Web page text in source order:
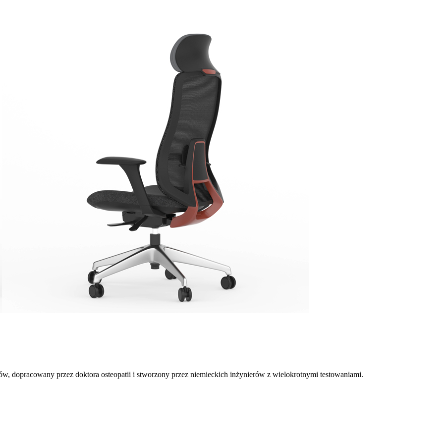
dopracowany przez doktora osteopatii i stworzony przez niemieckich inżynierów z wielokrotnymi testowaniami.